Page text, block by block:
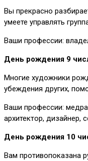
Вы прекрасно
умеете управлять
Ваши профессии:
День рождения 9
Многие художники
убеждения других,
Ваши профессии:
архитектор, дизайнер,
День рождения 10
Вам противопоказана